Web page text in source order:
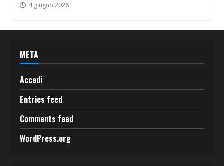
4 giugno 2026
META
Accedi
Entries feed
Comments feed
WordPress.org